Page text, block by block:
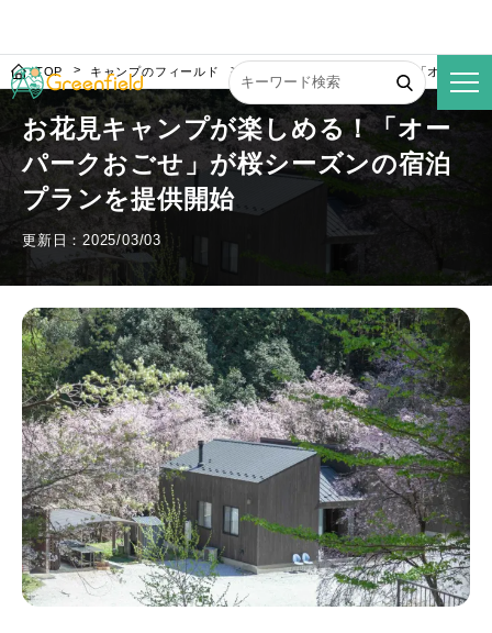
TOP キャンプのフィールド お花見キャンプが楽しめる！「オーパー
お花見キャンプが楽しめる！「オー
パークおごせ」が桜シーズンの宿泊
プランを提供開始
更新日：2025/03/03